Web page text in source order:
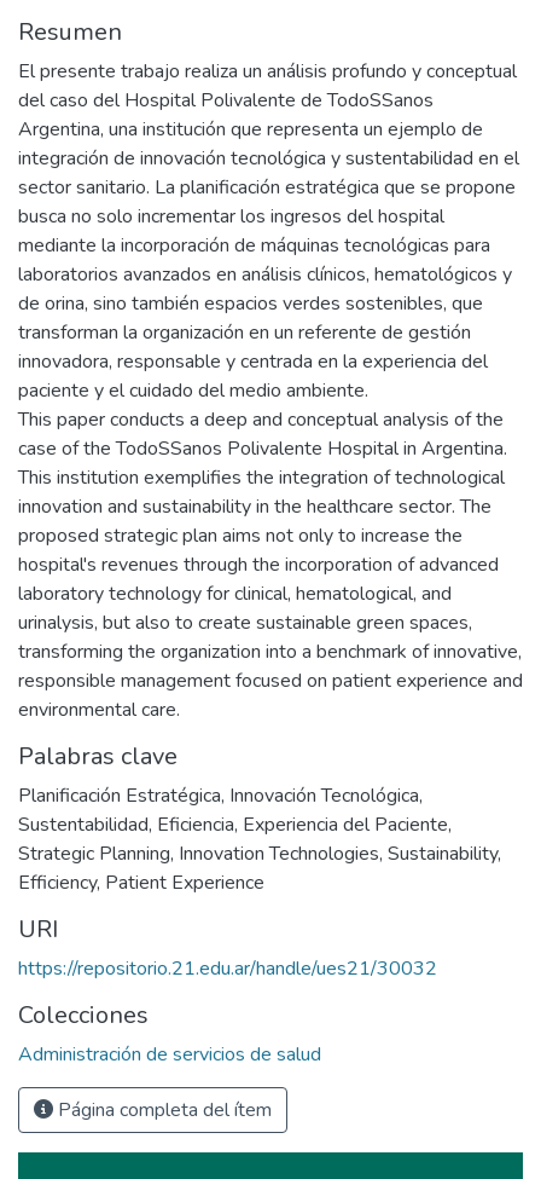
Resumen
El presente trabajo realiza un análisis profundo y conceptual
del caso del Hospital Polivalente de TodoSSanos
Argentina, una institución que representa un ejemplo de
integración de innovación tecnológica y sustentabilidad en el
sector sanitario. La planificación estratégica que se propone
busca no solo incrementar los ingresos del hospital
mediante la incorporación de máquinas tecnológicas para
laboratorios avanzados en análisis clínicos, hematológicos y
de orina, sino también espacios verdes sostenibles, que
transforman la organización en un referente de gestión
innovadora, responsable y centrada en la experiencia del
paciente y el cuidado del medio ambiente.
This paper conducts a deep and conceptual analysis of the
case of the TodoSSanos Polivalente Hospital in Argentina.
This institution exemplifies the integration of technological
innovation and sustainability in the healthcare sector. The
proposed strategic plan aims not only to increase the
hospital's revenues through the incorporation of advanced
laboratory technology for clinical, hematological, and
urinalysis, but also to create sustainable green spaces,
transforming the organization into a benchmark of innovative,
responsible management focused on patient experience and
environmental care.
Palabras clave
Planificación Estratégica, Innovación Tecnológica,
Sustentabilidad, Eficiencia, Experiencia del Paciente,
Strategic Planning, Innovation Technologies, Sustainability,
Efficiency, Patient Experience
URI
https://repositorio.21.edu.ar/handle/ues21/30032
Colecciones
Administración de servicios de salud
Página completa del ítem